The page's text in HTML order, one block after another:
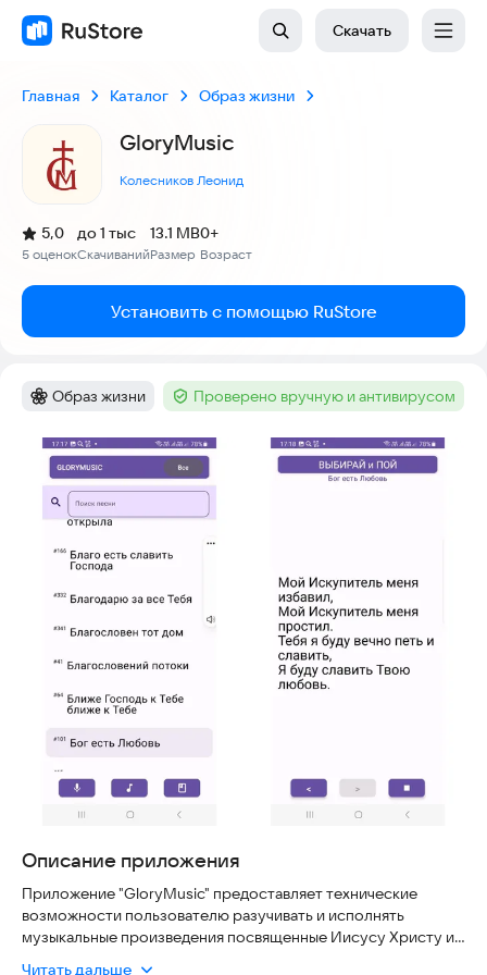
Скачать
Главная Каталог Образ жизни
GloryMusic
Колесников Леонид
Рейтинг:
5,0
(
5 оценок
)
Скачиваний
до 1 тыс
Размер
13.1 MB
Возраст
0+
Установить с помощью RuStore
Категория:
Образ жизни Тег :Проверено вручную и антивирусом
Скриншоты
Описание приложения
Приложение "GloryMusic" предоставляет технические
возможности пользователю разучивать и исполнять
музыкальные произведения посвященные Иисусу Христу и
Читать дальше